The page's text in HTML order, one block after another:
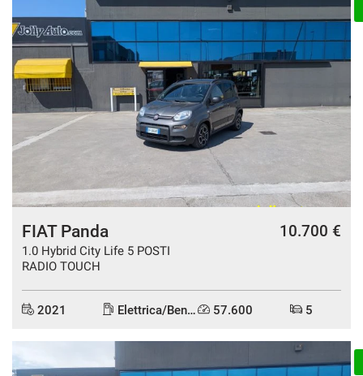
DISPONIBILE
FIAT Panda
1.0 Hybrid City Life 5 POSTI
RADIO TOUCH
10.700 €
2021 Elettrica/Benzina 57.600 5
DISPONIBILE